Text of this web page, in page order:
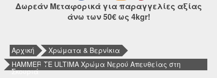
Δωρεάν Μεταφορικά για παραγγελίες αξίας
άνω των 50€ ως 4kgr!
Αρχική
Χρώματα & Βερνίκια
HAMMERITE ULTIMA Χρώμα Νερού Απευθείας στη
Σκουριά